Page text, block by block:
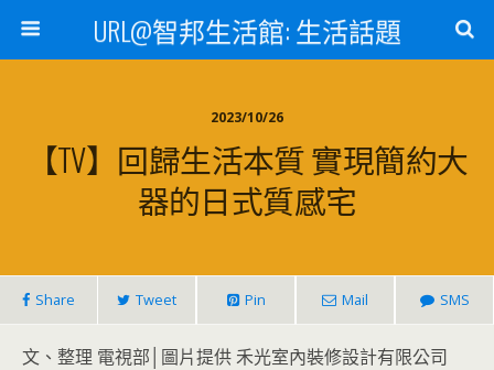
URL@智邦生活館: 生活話題
2023/10/26
【TV】回歸生活本質 實現簡約大
器的日式質感宅
Share Tweet Pin Mail SMS
文、整理 電視部│圖片提供 禾光室內裝修設計有限公司